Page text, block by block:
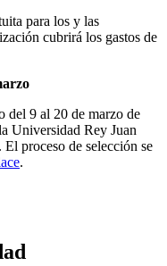
para los y las
cubrirá los gastos de
del 9 al 20 de marzo de
Universidad Rey Juan
proceso de selección se
.